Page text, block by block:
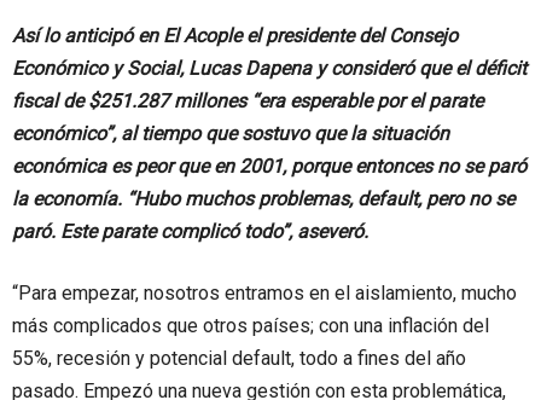
Así lo anticipó en El Acople el presidente del Consejo
Económico y Social, Lucas Dapena y consideró que el déficit
fiscal de $251.287 millones “era esperable por el parate
económico”, al tiempo que sostuvo que la situación
económica es peor que en 2001, porque entonces no se paró
la economía. “Hubo muchos problemas, default, pero no se
paró. Este parate complicó todo”, aseveró.
“Para empezar, nosotros entramos en el aislamiento, mucho
más complicados que otros países; con una inflación del
55%, recesión y potencial default, todo a fines del año
pasado. Empezó una nueva gestión con esta problemática,